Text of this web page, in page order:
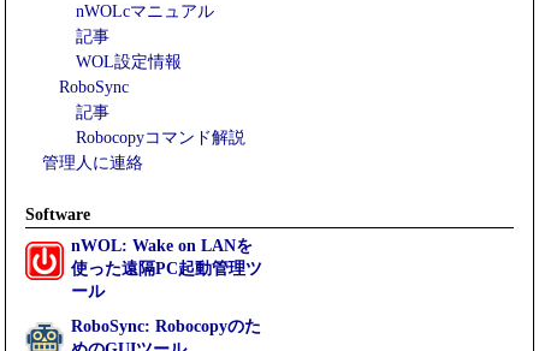
nWOLcマニュアル
記事
WOL設定情報
RoboSync
記事
Robocopyコマンド解説
管理人に連絡
Software
nWOL: Wake on LANを
使った遠隔PC起動管理ツ
ール
RoboSync: Robocopyのた